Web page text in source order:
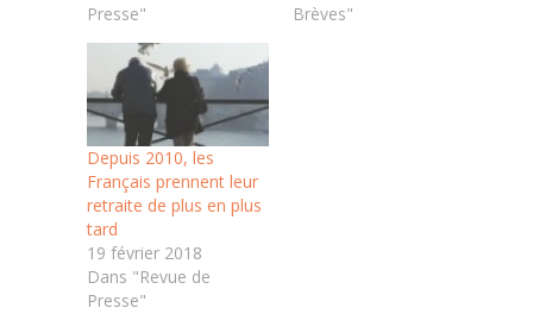
Français partent plus
tard pour atteindre le
taux plein. Les âges
moyens de départ
dans le privé, le public
et les régimes
spéciaux. Il n’existe…
Presse"
les fonctionnaires civils
Brèves"
Depuis 2010, les
Français prennent leur
retraite de plus en plus
tard
19 février 2018
Dans "Revue de
Presse"